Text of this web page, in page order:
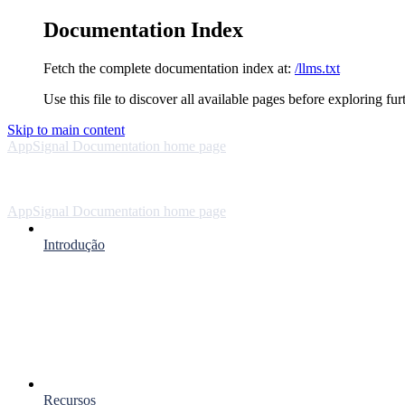
Documentation Index
Fetch the complete documentation index at: /llms.txt
Use this file to discover all available pages before exploring
Skip to main content
AppSignal Documentation home page
AppSignal Documentation home page
Introdução
Recursos